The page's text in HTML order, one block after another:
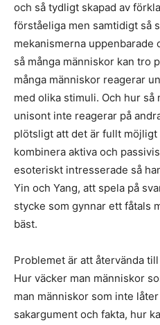
och så tydligt skapad av
förståeliga men samtidigt så
mekanismerna
så många människor kan tro
många människor reagerar
med olika stimuli. Och hur
unisont inte reagerar på
plötsligt att det är fullt
kombinera aktiva och
esoteriskt intresserade så
Yin och Yang, att spela på
stycke som gynnar ett fåtals
bäst.
Problemet är att återvända
Hur väcker man människor
man människor som inte
sakargument och fakta, hur